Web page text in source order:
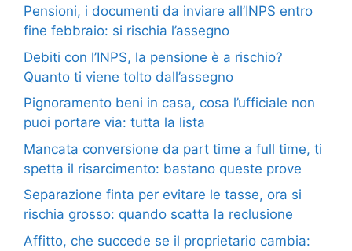
Pensioni, i documenti da inviare all’INPS entro
fine febbraio: si rischia l’assegno
Debiti con l’INPS, la pensione è a rischio?
Quanto ti viene tolto dall’assegno
Pignoramento beni in casa, cosa l’ufficiale non
puoi portare via: tutta la lista
Mancata conversione da part time a full time, ti
spetta il risarcimento: bastano queste prove
Separazione finta per evitare le tasse, ora si
rischia grosso: quando scatta la reclusione
Affitto, che succede se il proprietario cambia: